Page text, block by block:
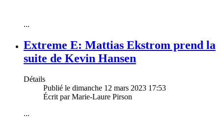
...
Extreme E: Mattias Ekstrom prend la
suite de Kevin Hansen
Détails
Publié le dimanche 12 mars 2023 17:53
Écrit par Marie-Laure Pirson
...